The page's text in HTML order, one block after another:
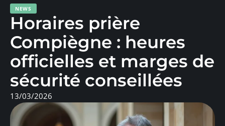
NEWS
Horaires prière
Compiègne : heures
officielles et marges de
sécurité conseillées
13/03/2026